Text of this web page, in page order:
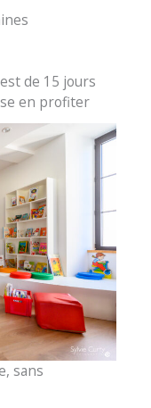
de 15 jours
en profiter
sans